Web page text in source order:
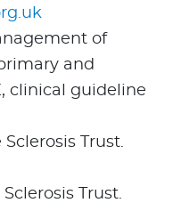
of
and
clinical guideline
Trust.
Sclerosis Trust.